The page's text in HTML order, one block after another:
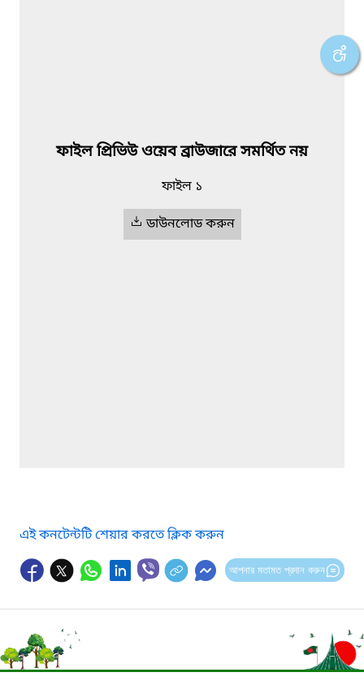
ফাইল প্রিভিউ ওয়েব ব্রাউজারে সমর্থিত নয়
ফাইল ১
ডাউনলোড করুন
এই কনটেন্টটি শেয়ার করতে ক্লিক করুন
আপনার মতামত প্রদান করুন